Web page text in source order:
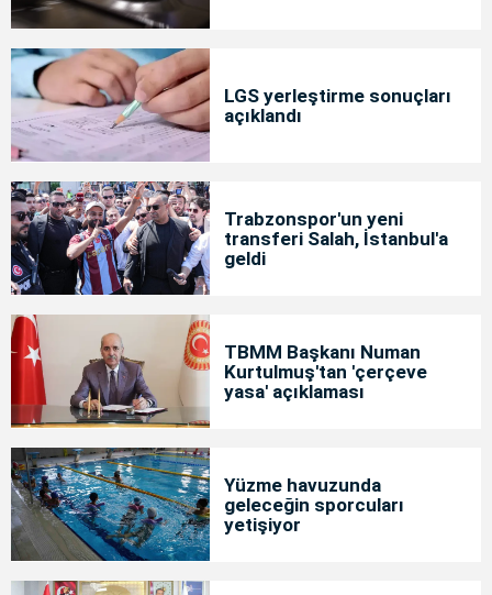
LGS yerleştirme sonuçları
açıklandı
Trabzonspor'un yeni
transferi Salah, İstanbul'a
geldi
TBMM Başkanı Numan
Kurtulmuş'tan 'çerçeve
yasa' açıklaması
Yüzme havuzunda
geleceğin sporcuları
yetişiyor